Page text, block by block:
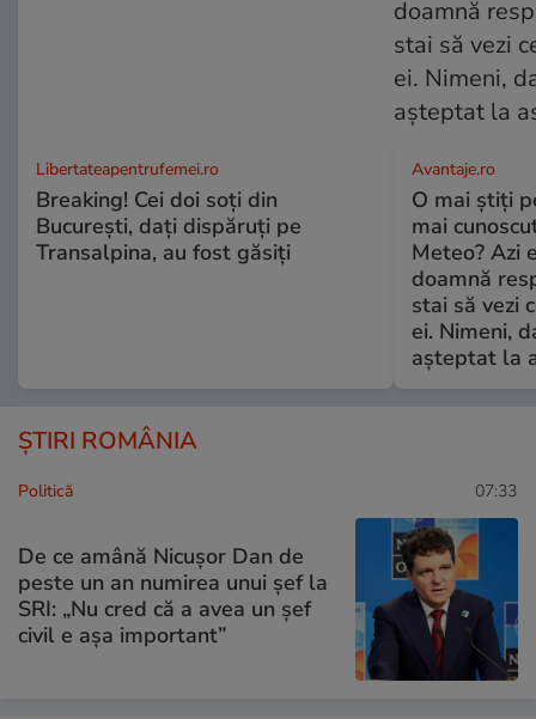
Libertateapentrufemei.ro
Breaking! Cei doi soți din
București, dați dispăruți pe
Transalpina, au fost găsiți
Avantaje.ro
O mai știți
mai
Meteo? Azi
doamnă
stai să vezi
ei. Nimeni,
așteptat la
ȘTIRI ROMÂNIA
Politică 07:33
De ce amână Nicușor Dan de
peste un an numirea unui șef la
SRI: „Nu cred că a avea un şef
civil e așa important”